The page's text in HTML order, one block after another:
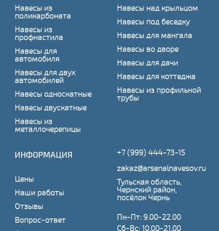
Навесы из
поликарбоната
Навесы из
профнастила
Навесы для
автомобиля
Навесы для двух
автомобилей
Навесы односкатные
Навесы двускатные
Навесы из
металлочерепицы
Навесы над крыльцом
Навесы под беседку
Навесы для мангала
Навесы во дворе
Навесы для дачи
Навесы для коттеджа
Навесы из профильной
трубы
ИНФОРМАЦИЯ
Цены
Наши работы
Отзывы
Вопрос-ответ
+7 (999) 444-73-15
zakaz@arsenalnavesov.ru
Тульская область,
Чернский район,
посёлок Чернь
Пн-Пт: 9.00-22.00
Сб-Вс: 10.00-21.00